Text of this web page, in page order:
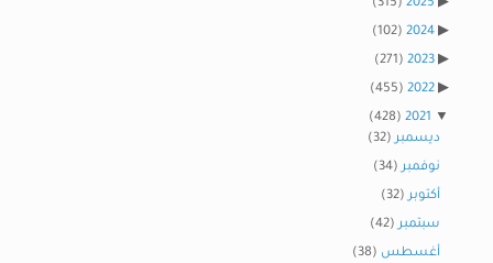
2025
(315)
2024
(102)
2023
(271)
2022
(455)
2021
(428)
ديسمبر(32)
نوفمبر(34)
أكتوبر(32)
سبتمبر(42)
أغسطس (38)